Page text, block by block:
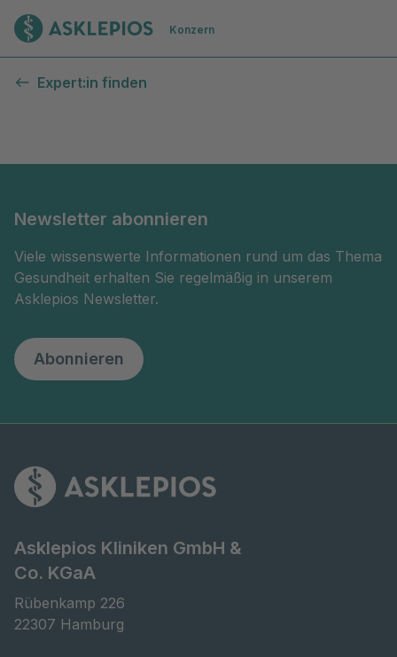
Zur Startseite
Konzern
Expert:in finden
Newsletter abonnieren
Viele wissenswerte Informationen rund um das Thema
Gesundheit erhalten Sie regelmäßig in unserem
Asklepios Newsletter.
Abonnieren
Asklepios Kliniken GmbH &
Co. KGaA
Rübenkamp 226
22307 Hamburg